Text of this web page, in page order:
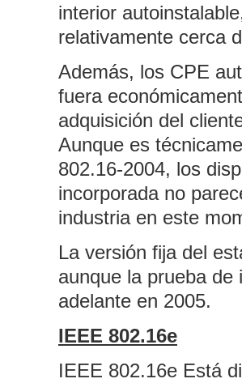
interior
relativamente cerca
Además, los CPE
fuera
adquisición del
Aunque es
802.16-2004, los
incorporada no
industria en este
La versión fija del
aunque la prueba
adelante en 2005.
IEEE 802.16e
IEEE 802.16e Está